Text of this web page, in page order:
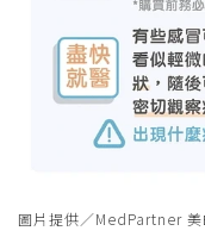
圖片提供／MedPartner 美